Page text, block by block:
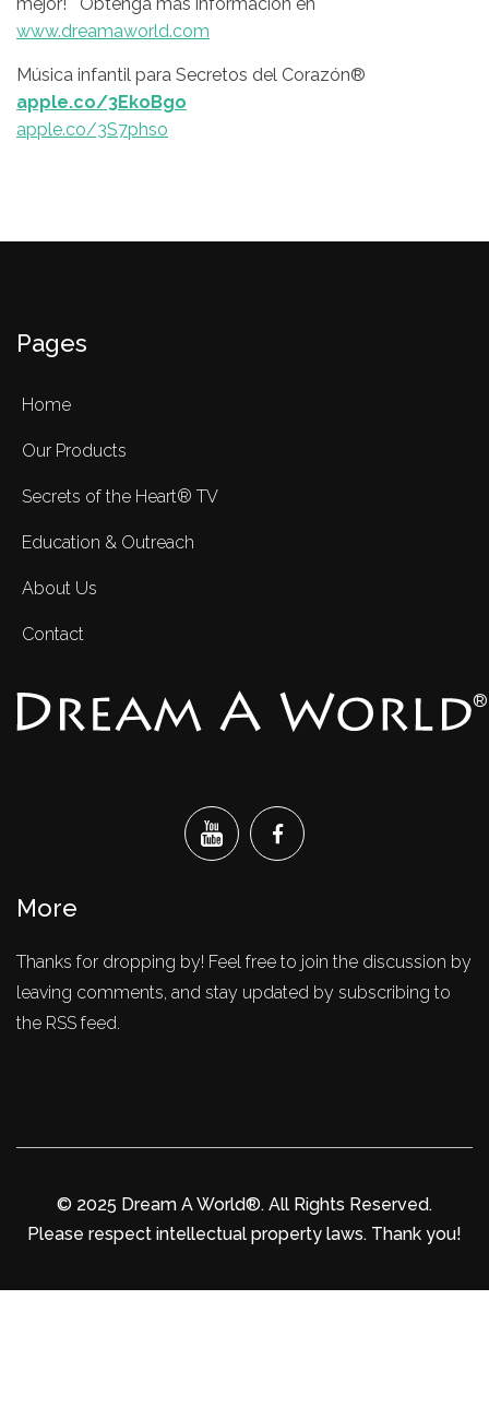
www.dreamaworld.com
Música infantil para Secretos del Corazón®
apple.co/3EkoBgo
apple.co/3S7phso
Pages
Home
Our Products
Secrets of the Heart® TV
Education & Outreach
About Us
Contact
®
More
Thanks for dropping by! Feel free to join the discussion by
leaving comments, and stay updated by subscribing to
the RSS feed.
© 2025 Dream A World®. All Rights Reserved.
Please respect intellectual property laws. Thank you!